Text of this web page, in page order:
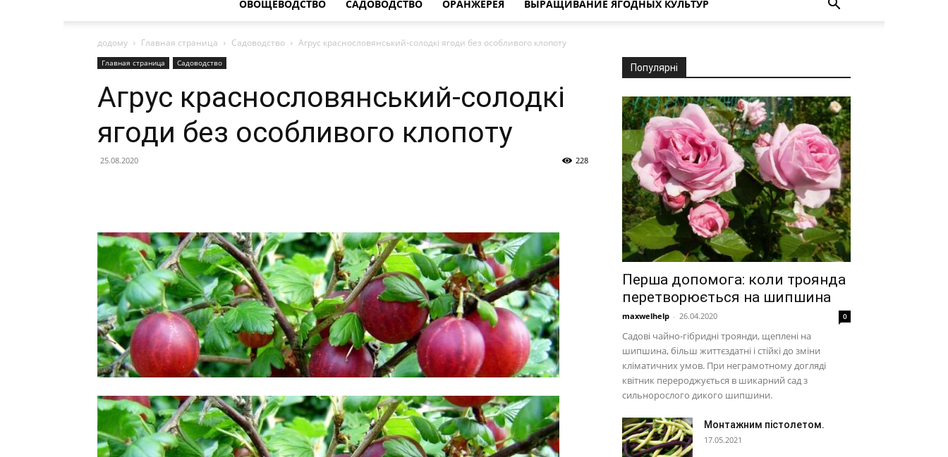
ОВОЩЕВОДСТВО САДОВОДСТВО ОРАНЖЕРЕЯ ВЫРАЩИВАНИЕ ЯГОДНЫХ КУЛЬТУР
додому Главная страница Садоводство Агрус краснословянський-солодкі ягоди без особливого клопоту
Главная страница Садоводство
Агрус краснословянський-солодкі
ягоди без особливого клопоту
25.08.2020 228
Популярні
Перша допомога: коли троянда
перетворюється на шипшина
maxwelhelp - 26.04.2020 0
Садові чайно-гібридні троянди, щеплені на
шипшина, більш життєздатні і стійкі до зміни
кліматичних умов. При неграмотному догляді
квітник перероджується в шикарний сад з
сильнорослого дикого шипшини.
Монтажним пістолетом.
17.05.2021